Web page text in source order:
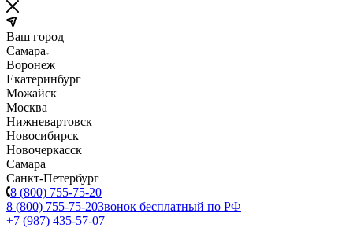
Ваш город
Самара
Воронеж
Екатеринбург
Можайск
Москва
Нижневартовск
Новосибирск
Новочеркасск
Самара
Санкт-Петербург
8 (800) 755-75-20
8 (800) 755-75-20Звонок бесплатный по РФ
+7 (987) 435-57-07